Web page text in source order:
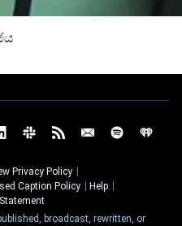
Privacy Policy
Caption Policy
Help
broadcast, rewritten, or